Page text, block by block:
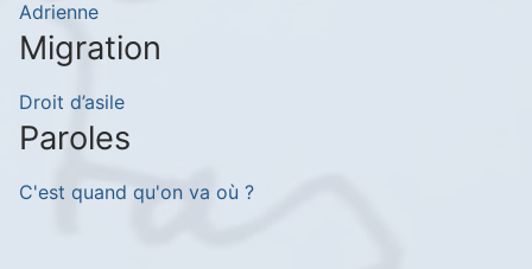
Adrienne
Migration
Droit d’asile
Paroles
C'est quand qu'on va où ?